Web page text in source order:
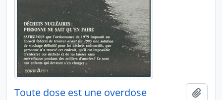
Toute dose est une overdose